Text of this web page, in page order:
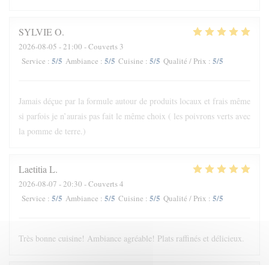
SYLVIEO
2026-08-05 - 21:00 - Couverts 3
Service : 5/5 Ambiance : 5/5 Cuisine : 5/5 Qualité / Prix : 5/5
Jamais déçue par la formule autour de produits locaux et frais même
si parfois je n’aurais pas fait le même choix ( les poivrons verts avec
la pomme de terre.)
Laetitia L
2026-08-07 - 20:30 - Couverts 4
Service : 5/5 Ambiance : 5/5 Cuisine : 5/5 Qualité / Prix : 5/5
Très bonne cuisine! Ambiance agréable! Plats raffinés et délicieux.